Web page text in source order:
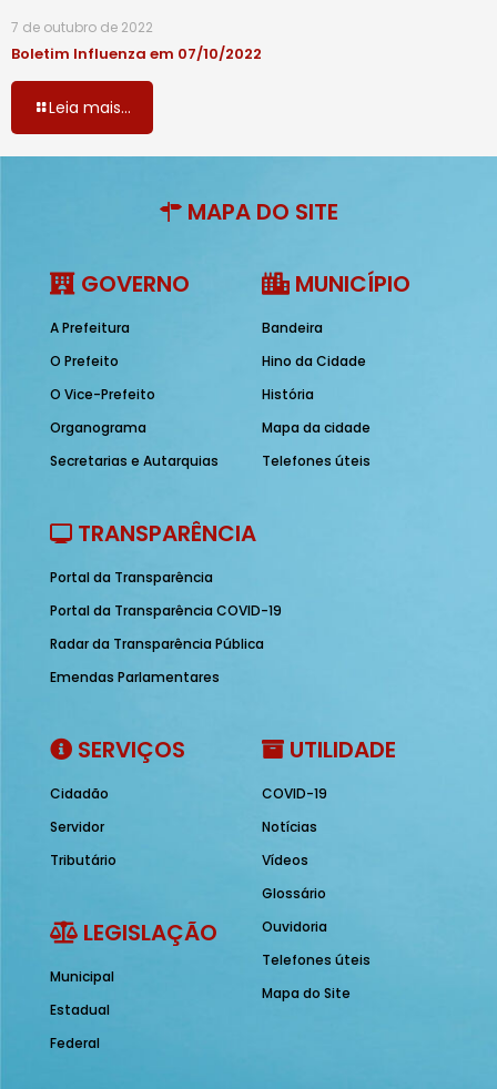
7 de outubro de 2022
Boletim Influenza em 07/10/2022
Leia mais...
MAPA DO SITE
GOVERNO
A Prefeitura
O Prefeito
O Vice-Prefeito
Organograma
Secretarias e Autarquias
MUNICÍPIO
Bandeira
Hino da Cidade
História
Mapa da cidade
Telefones úteis
TRANSPARÊNCIA
Portal da Transparência
Portal da Transparência COVID-19
Radar da Transparência Pública
Emendas Parlamentares
SERVIÇOS
Cidadão
Servidor
Tributário
LEGISLAÇÃO
Municipal
Estadual
Federal
UTILIDADE
COVID-19
Notícias
Vídeos
Glossário
Ouvidoria
Telefones úteis
Mapa do Site